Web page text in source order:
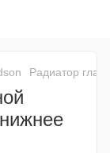
Радиатор